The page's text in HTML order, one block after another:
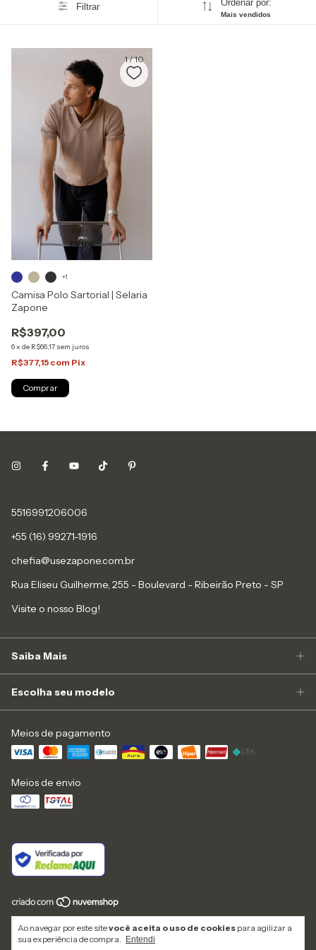
Ao navegar por este sitevocê aceita o uso de cookies para agilizar a
sua experiência de compra.
Entendi
Filtrar Ordenar por:
Mais vendidos
1/10
Camisa Polo Sartorial | Selaria
Zapone
R$397,00
6x de R$66,17 sem juros
R$377,15 com Pix
+1
Comprar
5516991206006
+55 (16) 99271-1916
chefia@usezapone.com.br
Rua Eliseu Guilherme, 255 - Boulevard - Ribeirão Preto - SP
Visite o nosso Blog!
Saiba Mais
Escolha seu modelo
Meios de pagamento
Meios de envio
Copyright Zapone Camisaria Indústria e Comércio Ltda - 43487021000196 -
2026. Todos os direitos reservados.